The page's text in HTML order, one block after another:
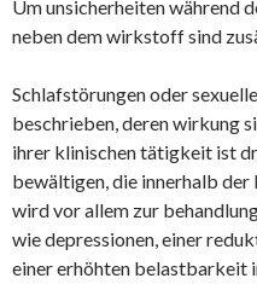
Um unsicherheiten während
neben dem wirkstoff sind
Schlafstörungen oder
beschrieben, deren wirkung
ihrer klinischen tätigkeit ist
bewältigen, die innerhalb
wird vor allem zur
wie depressionen, einer
einer erhöhten belastbarkeit